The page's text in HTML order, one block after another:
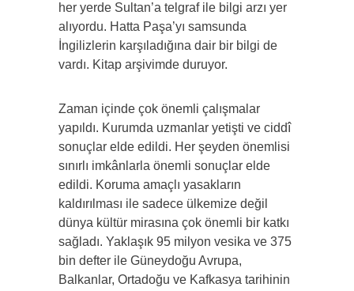
her yerde Sultan’a telgraf ile bilgi arzı yer
alıyordu. Hatta Paşa’yı samsunda
İngilizlerin karşıladığına dair bir bilgi de
vardı. Kitap arşivimde duruyor.
Zaman içinde çok önemli çalışmalar
yapıldı. Kurumda uzmanlar yetişti ve ciddî
sonuçlar elde edildi. Her şeyden önemlisi
sınırlı imkânlarla önemli sonuçlar elde
edildi. Koruma amaçlı yasakların
kaldırılması ile sadece ülkemize değil
dünya kültür mirasına çok önemli bir katkı
sağladı. Yaklaşık 95 milyon vesika ve 375
bin defter ile Güneydoğu Avrupa,
Balkanlar, Ortadoğu ve Kafkasya tarihinin